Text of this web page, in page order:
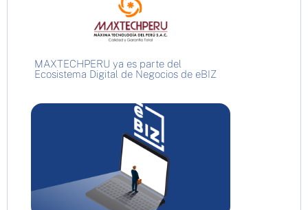
MAXTECHPERU ya es parte del
Ecosistema Digital de Negocios de eBIZ